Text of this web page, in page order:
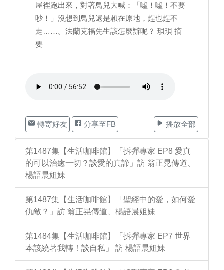
屋裡跑出來，對著鳥兒大喊：「噓！噓！不要
吵！」沒想到鳥兒還是賴在原地，趕也趕不
走……。法蘭克福先生該怎麼辦呢？ 珼珼 摘
要
轉寄好友 分享至FB 播放全部
第1487集【生活咖啡館】「拆彈專家 EP8 愛真
的可以治癒一切？談愛的真諦」訪 翁正晃傳道、
楊語晨姐妹
第1487集【生活咖啡館】「聖經中的愛，如何愛
仇敵？」訪 翁正晃傳道、楊語晨姐妹
第1484集【生活咖啡館】「拆彈專家 EP7 世界
本該繞著我轉！談自私」 訪 楊語晨姐妹